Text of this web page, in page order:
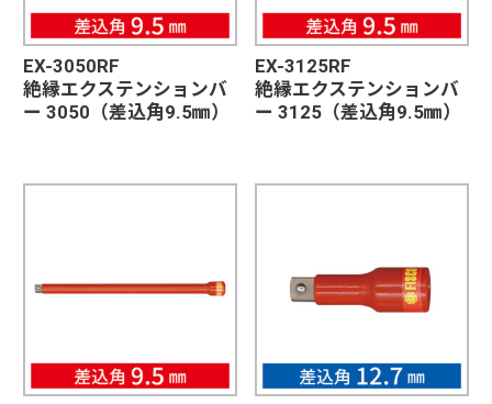
EX-3050RF
絶縁エクステンションバ
ー 3050（差込角9.5㎜）
EX-3125RF
絶縁エクステンションバ
ー 3125（差込角9.5㎜）